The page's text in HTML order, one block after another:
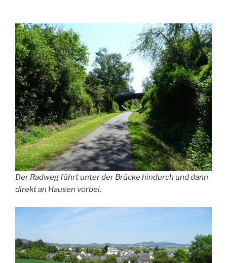
Der Radweg führt unter der Brücke hindurch und dann
direkt an Hausen vorbei.